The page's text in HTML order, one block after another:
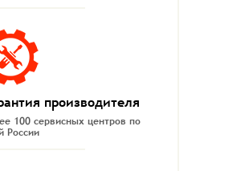
производителя
100 сервисных центров по
России